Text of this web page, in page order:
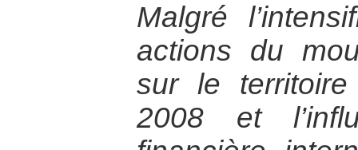
Malgré
actions du
sur le territoire
2008 et